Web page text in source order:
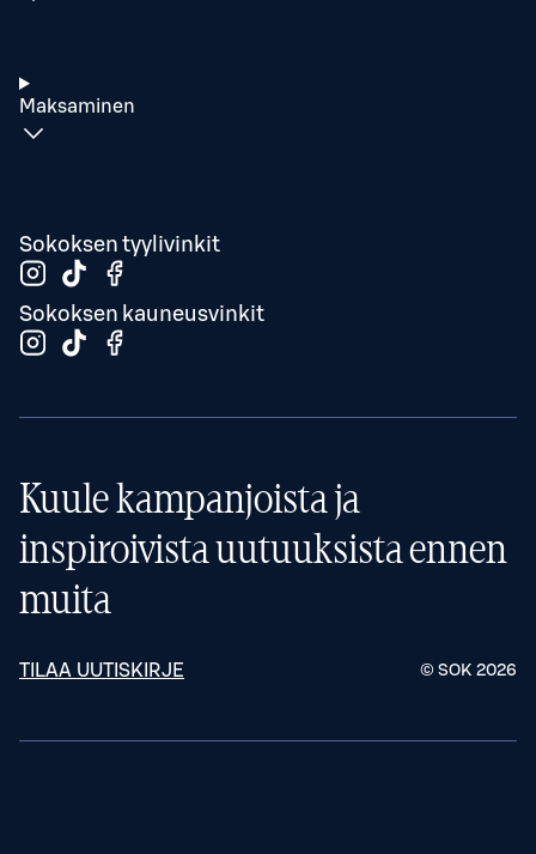
Maksaminen
Sokoksen tyylivinkit
Sokoksen kauneusvinkit
Kuule kampanjoista ja
inspiroivista uutuuksista ennen
muita
TILAA UUTISKIRJE © SOK 2026